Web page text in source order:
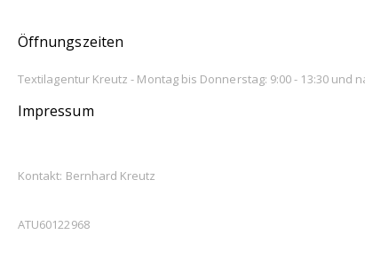
Öffnungszeiten
Textilagentur Kreutz - Montag bis Donnerstag: 9:00 - 13:30 und
Impressum
Kontakt: Bernhard Kreutz
ATU60122968